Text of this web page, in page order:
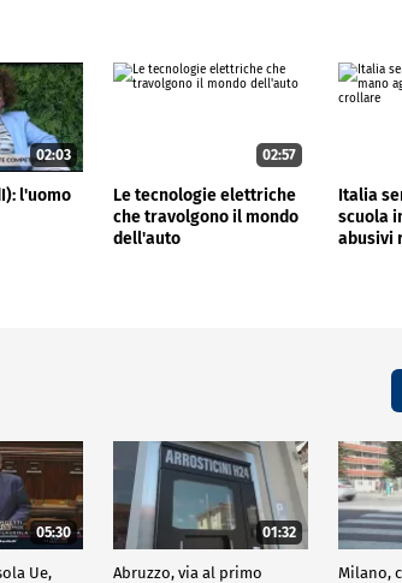
02:03
l'uomo
02:57
Le tecnologie elettriche
che travolgono il mondo
dell'auto
Italia
scuola
abusivi
05:30
Ue,
01:32
Abruzzo, via al primo
Milano,